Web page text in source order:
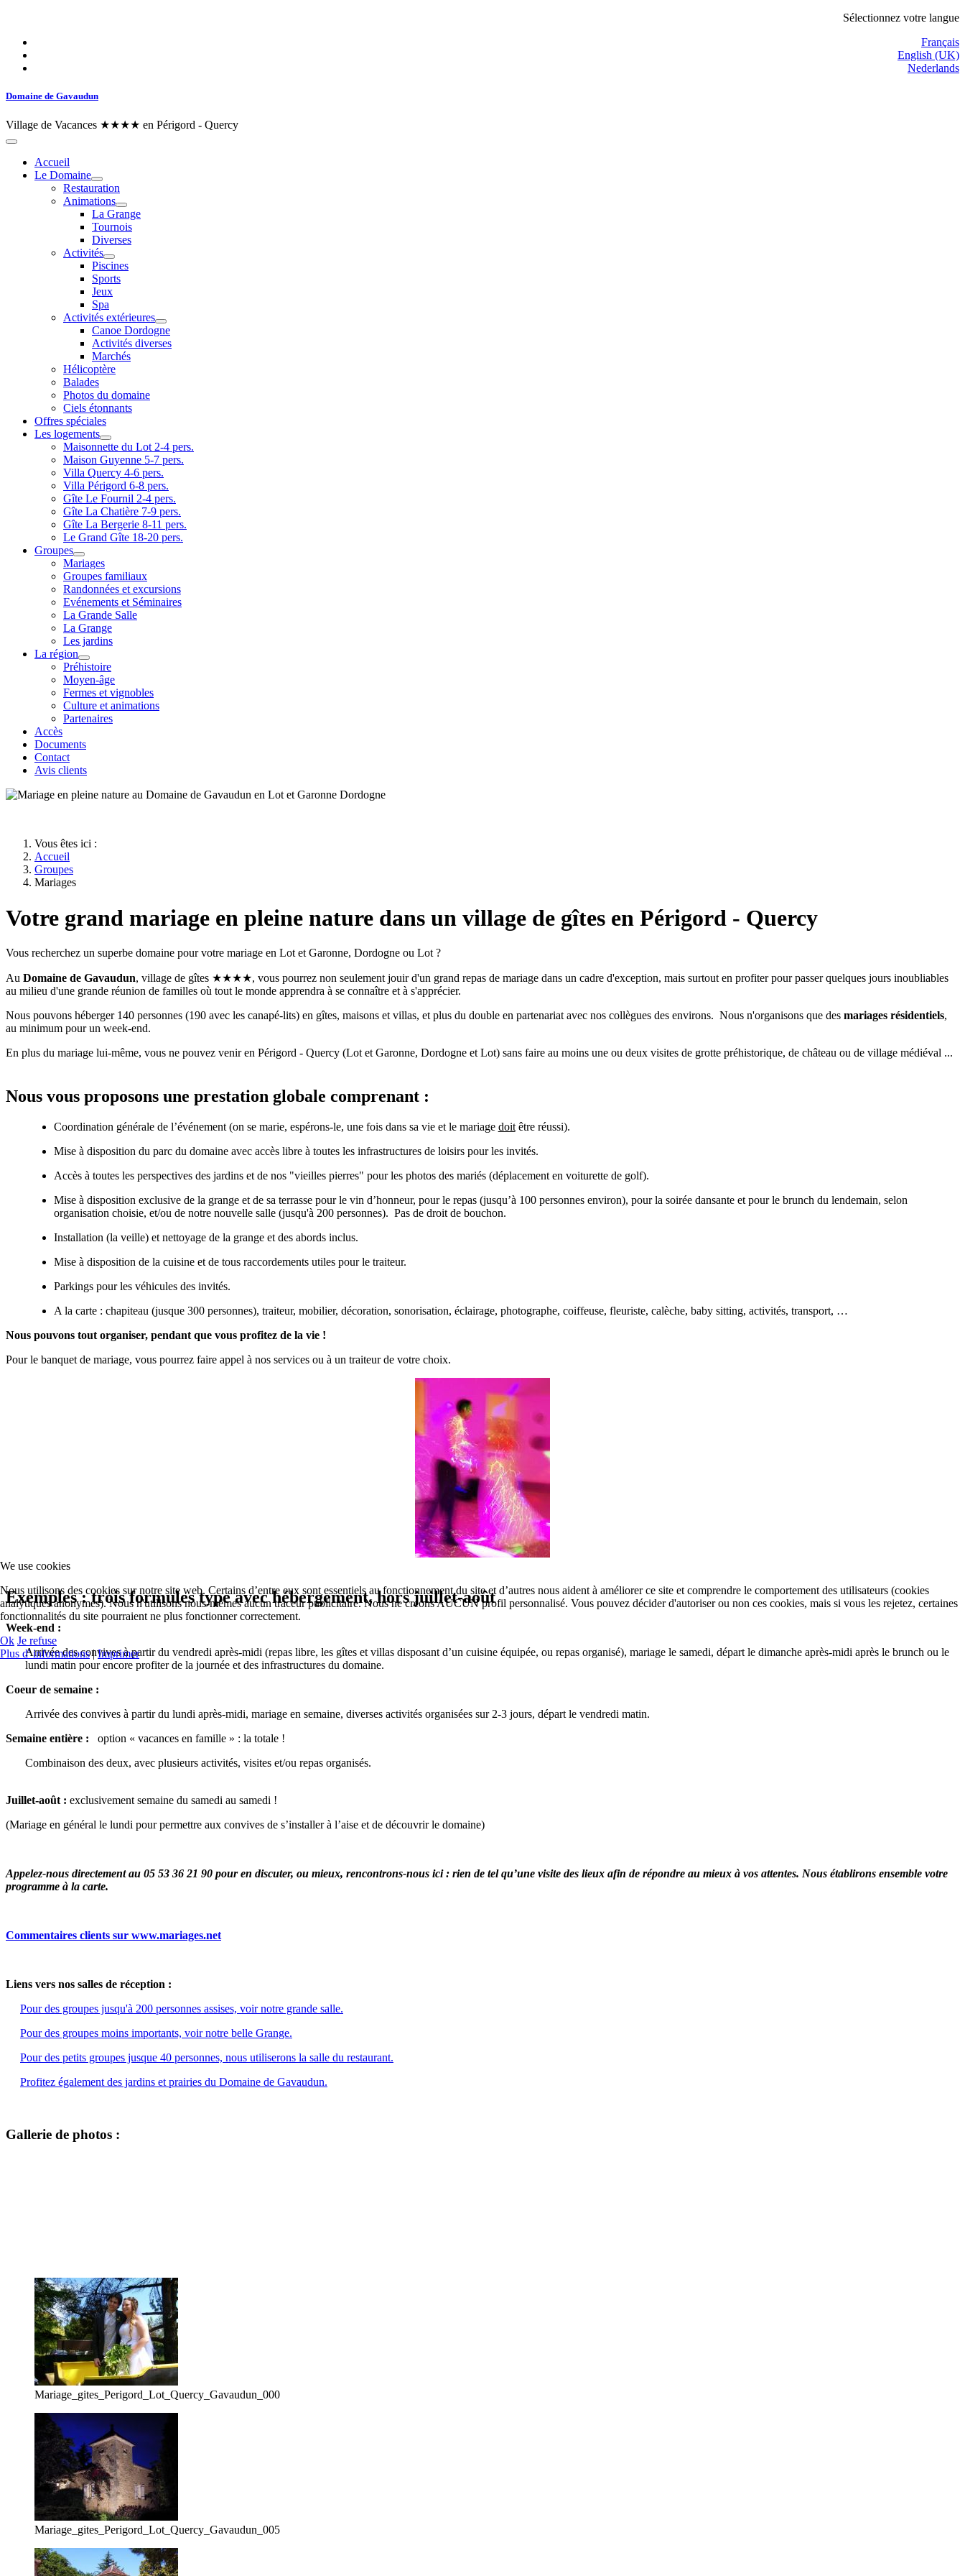
Sélectionnez votre langue
Français
English (UK)
Nederlands
Domaine de Gavaudun
Village de Vacances ★★★★ en Périgord - Quercy
Accueil
Le Domaine
Restauration
Animations
La Grange
Tournois
Diverses
Activités
Piscines
Sports
Jeux
Spa
Activités extérieures
Canoe Dordogne
Activités diverses
Marchés
Hélicoptère
Balades
Photos du domaine
Ciels étonnants
Offres spéciales
Les logements
Maisonnette du Lot 2-4 pers.
Maison Guyenne 5-7 pers.
Villa Quercy 4-6 pers.
Villa Périgord 6-8 pers.
Gîte Le Fournil 2-4 pers.
Gîte La Chatière 7-9 pers.
Gîte La Bergerie 8-11 pers.
Le Grand Gîte 18-20 pers.
Groupes
Mariages
Groupes familiaux
Randonnées et excursions
Evénements et Séminaires
La Grande Salle
La Grange
Les jardins
La région
Préhistoire
Moyen-âge
Fermes et vignobles
Culture et animations
Partenaires
Accès
Documents
Contact
Avis clients
Vous êtes ici :
Accueil
Groupes
Mariages
Votre grand mariage en pleine nature dans un village de gîtes en Périgord - Quercy
Vous recherchez un superbe domaine pour votre mariage en Lot et Garonne, Dordogne ou Lot ?
Au Domaine de Gavaudun, village de gîtes ★★★★, vous pourrez non seulement jouir d'un grand repas de mariage dans un cadre d'exception, mais surtout en profiter pour passer quelques jours inoubliables
au milieu d'une grande réunion de familles où tout le monde apprendra à se connaître et à s'apprécier.
Nous pouvons héberger 140 personnes (190 avec les canapé-lits) en gîtes, maisons et villas, et plus du double en partenariat avec nos collègues des environs. Nous n'organisons que des mariages résidentiels,
au minimum pour un week-end.
En plus du mariage lui-même, vous ne pouvez venir en Périgord - Quercy (Lot et Garonne, Dordogne et Lot) sans faire au moins une ou deux visites de grotte préhistorique, de château ou de village médiéval ...
Nous vous proposons une prestation globale comprenant :
Coordination générale de l’événement (on se marie, espérons-le, une fois dans sa vie et le mariage doitêtre réussi).
Mise à disposition du parc du domaine avec accès libre à toutes les infrastructures de loisirs pour les invités.
Accès à toutes les perspectives des jardins et de nos "vieilles pierres" pour les photos des mariés (déplacement en voiturette de golf).
Mise à disposition exclusive de la grange et de sa terrasse pour le vin d’honneur, pour le repas (jusqu’à 100 personnes environ), pour la soirée dansante et pour le brunch du lendemain, selon
organisation choisie, et/ou de notre nouvelle salle (jusqu'à 200 personnes). Pas de droit de bouchon.
Installation (la veille) et nettoyage de la grange et des abords inclus.
Mise à disposition de la cuisine et de tous raccordements utiles pour le traiteur.
Parkings pour les véhicules des invités.
A la carte : chapiteau (jusque 300 personnes), traiteur, mobilier, décoration, sonorisation, éclairage, photographe, coiffeuse, fleuriste, calèche, baby sitting, activités, transport, …
Nous pouvons tout organiser, pendant que vous profitez de la vie !
Pour le banquet de mariage, vous pourrez faire appel à nos services ou à un traiteur de votre choix.
Exemples : trois formules type avec hébergement, hors juillet-août
Week-end :
Arrivée des convives à partir du vendredi après-midi (repas libre, les gîtes et villas disposant d’un cuisine équipée, ou repas organisé), mariage le samedi, départ le dimanche après-midi après le brunch ou le
lundi matin pour encore profiter de la journée et des infrastructures du domaine.
Coeur de semaine :
Arrivée des convives à partir du lundi après-midi, mariage en semaine, diverses activités organisées sur 2-3 jours, départ le vendredi matin.
Semaine entière :
option « vacances en famille » : la totale !
Combinaison des deux, avec plusieurs activités, visites et/ou repas organisés.
Juillet-août : exclusivement semaine du samedi au samedi !
(Mariage en général le lundi pour permettre aux convives de s’installer à l’aise et de découvrir le domaine)
Appelez-nous directement au 05 53 36 21 90 pour en discuter, ou mieux, rencontrons-nous ici : rien de tel qu’une visite des lieux afin de répondre au mieux à vos attentes. Nous établirons ensemble votre
programme à la carte.
Commentaires clients sur www.mariages.net
Liens vers nos salles de réception :
Pour des groupes jusqu'à 200 personnes assises, voir notre grande salle.
Pour des groupes moins importants, voir notre belle Grange.
Pour des petits groupes jusque 40 personnes, nous utiliserons la salle du restaurant.
Profitez également des jardins et prairies du Domaine de Gavaudun.
Gallerie de photos :
Mariage_gites_Perigord_Lot_Quercy_Gavaudun_000
Mariage_gites_Perigord_Lot_Quercy_Gavaudun_005
We use cookies
Nous utilisons des cookies sur notre site web. Certains d’entre eux sont essentiels au fonctionnement du site et d’autres nous aident à améliorer ce site et comprendre le comportement des utilisateurs (cookies
analytiques anonymes). Nous n'utilisons nous-mêmes aucun traceur publicitaire. Nous ne créons AUCUN profil personnalisé. Vous pouvez décider d'autoriser ou non ces cookies, mais si vous les rejetez, certaines
fonctionnalités du site pourraient ne plus fonctionner correctement.
Ok Je refuse
Plus d' informations|Imprimer